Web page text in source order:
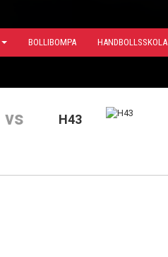
BOLLIBOMPA HANDBOLLSSKOLA
vs H43